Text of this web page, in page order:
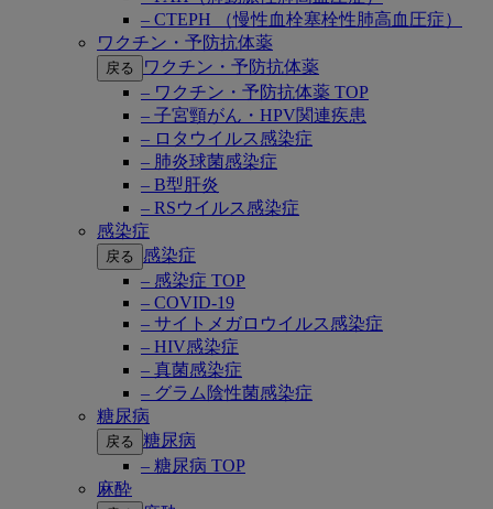
– CTEPH （慢性血栓塞栓性肺高血圧症）
ワクチン・予防抗体薬
戻る
ワクチン・予防抗体薬
– ワクチン・予防抗体薬 TOP
– 子宮頸がん・HPV関連疾患
– ロタウイルス感染症
– 肺炎球菌感染症
– B型肝炎
– RSウイルス感染症
感染症
戻る
感染症
– 感染症 TOP
– COVID-19
– サイトメガロウイルス感染症
– HIV感染症
– 真菌感染症
– グラム陰性菌感染症
糖尿病
戻る 糖尿病
– 糖尿病 TOP
麻酔